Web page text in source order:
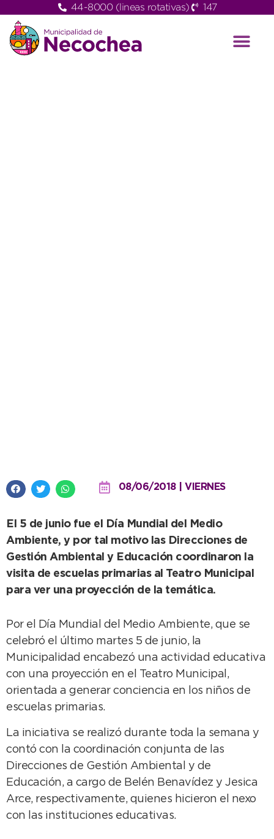
44-8000 (lineas rotativas) 147
08/06/2018 | VIERNES
El 5 de junio fue el Día Mundial del Medio
Ambiente, y por tal motivo las Direcciones de
Gestión Ambiental y Educación coordinaron la
visita de escuelas primarias al Teatro Municipal
para ver una proyección de la temática.
Por el Día Mundial del Medio Ambiente, que se
celebró el último martes 5 de junio, la
Municipalidad encabezó una actividad educativa
con una proyección en el Teatro Municipal,
orientada a generar conciencia en los niños de
escuelas primarias.
La iniciativa se realizó durante toda la semana y
contó con la coordinación conjunta de las
Direcciones de Gestión Ambiental y de
Educación, a cargo de Belén Benavídez y Jesica
Arce, respectivamente, quienes hicieron el nexo
con las instituciones educativas.